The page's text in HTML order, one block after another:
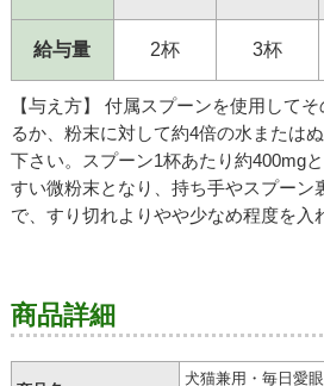
給与量 2杯 3杯
【与え方】 付属スプーンを使用して
るか、粉末に対して約4倍の水または
下さい。スプーン1杯あたり約400mg
すい微粉末となり、持ち手やスプーン
で、すり切れよりやや少なめ程度を入
商品詳細
犬猫兼用・毎日愛眼